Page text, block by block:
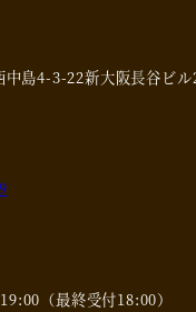
中島4-3-22新大阪長谷ビ
（最終受付18:00）